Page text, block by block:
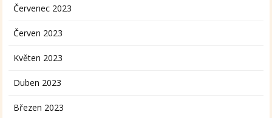
Červenec 2023
Červen 2023
Květen 2023
Duben 2023
Březen 2023